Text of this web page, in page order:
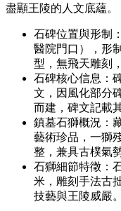
盡顯王陵的人文底蘊。
石碑位置與形制
醫院門口），形
型，無飛天雕刻
石碑核心信息：
文，因風化部分
而建，碑文記載
鎮墓石獅概況：
藝術珍品，一獅
整，兼具古樸氣
石獅細節特徵：
米，雕刻手法古
技藝與王陵威嚴。